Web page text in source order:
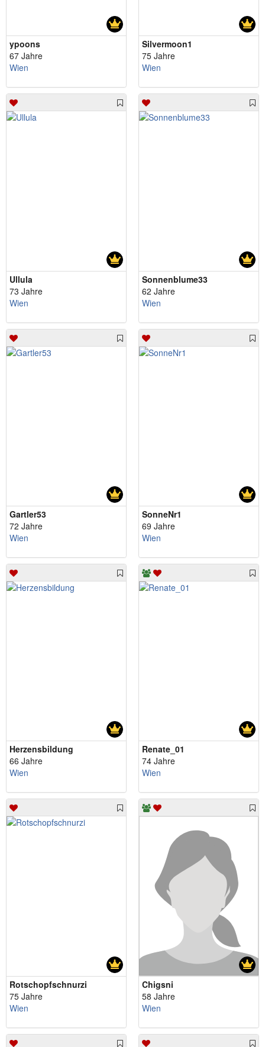
ypoons
67 Jahre
Wien
Silvermoon1
75 Jahre
Wien
Ullula
73 Jahre
Wien
Sonnenblume33
62 Jahre
Wien
Gartler53
72 Jahre
Wien
SonneNr1
69 Jahre
Wien
Herzensbildung
66 Jahre
Wien
Renate_01
74 Jahre
Wien
Rotschopfschnurzi
75 Jahre
Wien
Chigsni
58 Jahre
Wien